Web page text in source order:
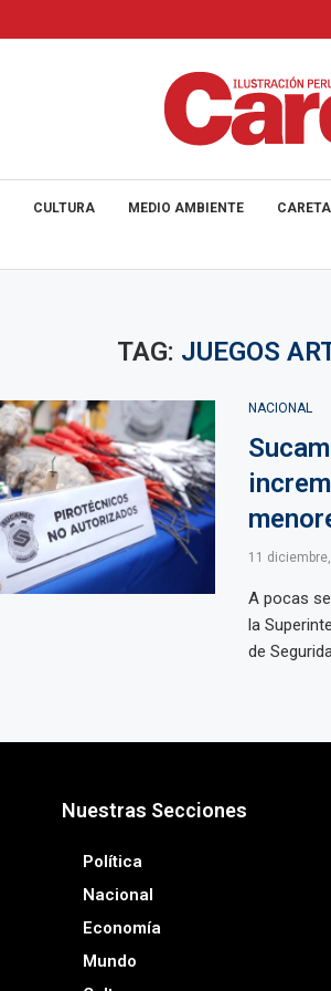
CULTURA MEDIO AMBIENTE
TAG: JUEGOS
NACIONAL
11
A pocas
la
de
Nuestras Secciones
Política
Nacional
Economía
Mundo